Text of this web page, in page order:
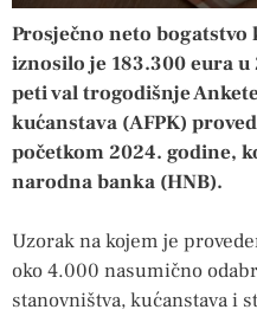
Prosječno neto bogatstvo
iznosilo je 183.300 eura
peti val trogodišnje
kućanstava (AFPK)
početkom 2024. godine,
narodna banka (HNB).
Uzorak na kojem je
oko 4.000 nasumično
stanovništva, kućanstava i